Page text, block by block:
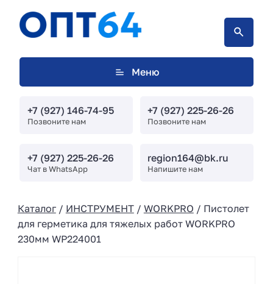
Меню
+7 (927) 146-74-95
Позвоните нам
+7 (927) 225-26-26
Позвоните нам
+7 (927) 225-26-26
Чат в WhatsApp
region164@bk.ru
Напишите нам
Каталог/ ИНСТРУМЕНТ/ WORKPRO / Пистолет
для герметика для тяжелых работ WORKPRO
230мм WP224001